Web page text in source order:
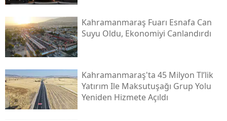
Kahramanmaraş Fuarı Esnafa Can
Suyu Oldu, Ekonomiyi Canlandırdı
Kahramanmaraş'ta 45 Milyon Tl’lik
Yatırım Ile Maksutuşağı Grup Yolu
Yeniden Hizmete Açıldı